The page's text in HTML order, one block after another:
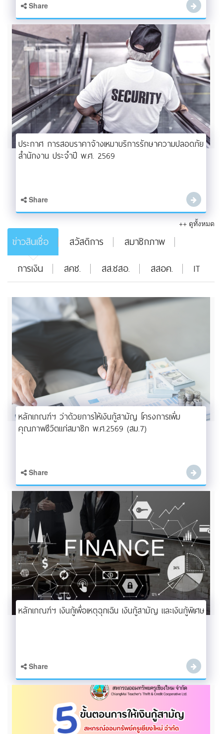
Share
ประกาศ การสอบราคาจ้างเหมาบริการรักษาความปลอดภัย
สำนักงาน ประจำปี พ.ศ. 2569
Share
++ ดูทั้งหมด
ข่าวสินเชื่อ สวัสดิการ
สมาชิกภาพ
การเงิน
สคช. สส.ชสอ. สสอค. IT
หลักเกณฑ์ฯ ว่าด้วยการให้เงินกู้สามัญ โครงการเพิ่ม
คุณภาพชีวิตแก่สมาชิก พ.ศ.2569 (สม.7)
Share
หลักเกณฑ์ฯ เงินกู้เพื่อเหตุฉุกเฉิน เงินกู้สามัญ และเงินกู้พิเศษ
Share